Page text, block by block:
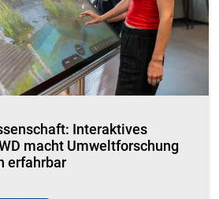
Interaktives
macht Umweltforschung
erfahrbar